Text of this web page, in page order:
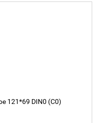
121*69 DIN0 (C0)